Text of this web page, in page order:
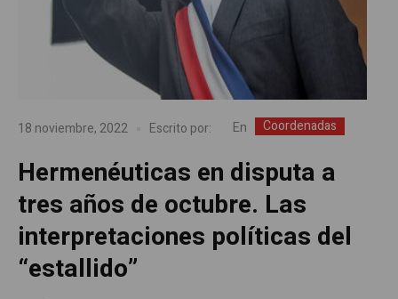
18 noviembre, 2022 Escrito por: En Coordenadas
Hermenéuticas en disputa a
tres años de octubre. Las
interpretaciones políticas del
“estallido”